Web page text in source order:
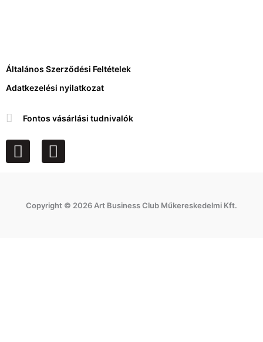
Általános Szerződési Feltételek
Adatkezelési nyilatkozat
Fontos vásárlási tudnivalók
F
a
e
b
I
n
t
a
Copyright © 2026 Art Business Club Műkereskedelmi Kft.